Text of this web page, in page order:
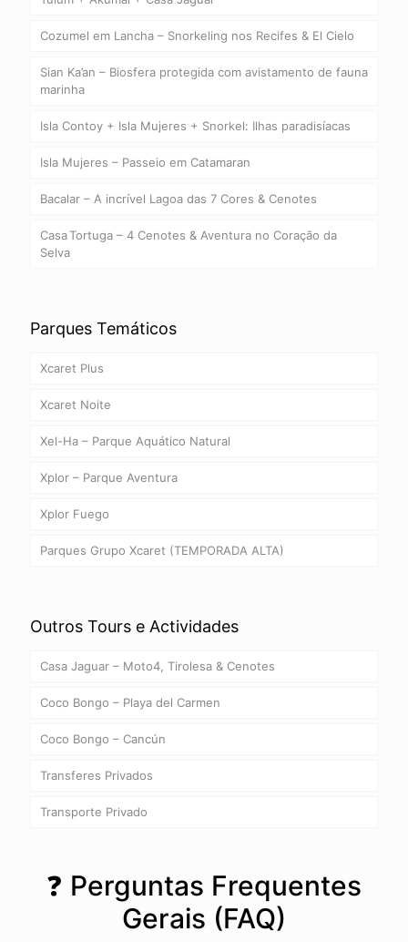
Cozumel em Lancha – Snorkeling nos Recifes & El Cielo
Sian Ka’an – Biosfera protegida com avistamento de fauna
marinha
Isla Contoy + Isla Mujeres + Snorkel: Ilhas paradisíacas
Isla Mujeres – Passeio em Catamaran
Bacalar – A incrível Lagoa das 7 Cores & Cenotes
Casa Tortuga – 4 Cenotes & Aventura no Coração da
Selva
Parques Temáticos
Xcaret Plus
Xcaret Noite
Xel-Ha – Parque Aquático Natural
Xplor – Parque Aventura
Xplor Fuego
Parques Grupo Xcaret (TEMPORADA ALTA)
Outros Tours e Actividades
Casa Jaguar – Moto4, Tirolesa & Cenotes
Coco Bongo – Playa del Carmen
Coco Bongo – Cancún
Transferes Privados
Transporte Privado
❓ Perguntas Frequentes
Gerais (FAQ)